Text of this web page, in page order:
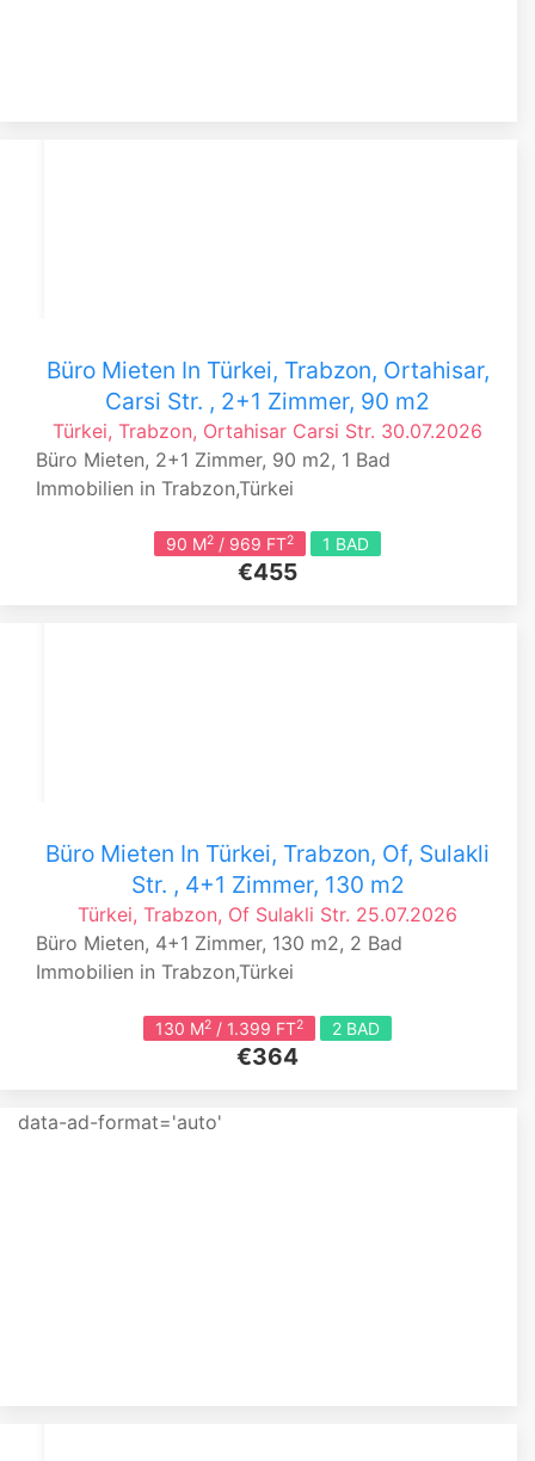
Büro Mieten In Türkei, Trabzon, Ortahisar,
Carsi Str. , 2+1 Zimmer, 90 m2
Türkei, Trabzon, Ortahisar Carsi Str. 30.07.2026
Büro Mieten, 2+1 Zimmer, 90 m2, 1 Bad
Immobilien in Trabzon,Türkei
90 M2 / 969 FT2 1 BAD
€455
Büro Mieten In Türkei, Trabzon, Of, Sulakli
Str. , 4+1 Zimmer, 130 m2
Türkei, Trabzon, Of Sulakli Str. 25.07.2026
Büro Mieten, 4+1 Zimmer, 130 m2, 2 Bad
Immobilien in Trabzon,Türkei
130 M2 / 1.399 FT2 2 BAD
€364
data-ad-format='auto'